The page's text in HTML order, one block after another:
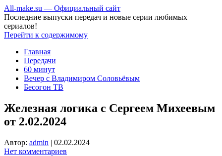
All-make.su — Официальный сайт
Последние выпуски передач и новые серии любимых
сериалов!
Перейти к содержимому
Главная
Передачи
60 минут
Вечер с Владимиром Соловьёвым
Бесогон ТВ
Железная логика с Сергеем Михеевым
от 2.02.2024
Автор: admin | 02.02.2024
Нет комментариев